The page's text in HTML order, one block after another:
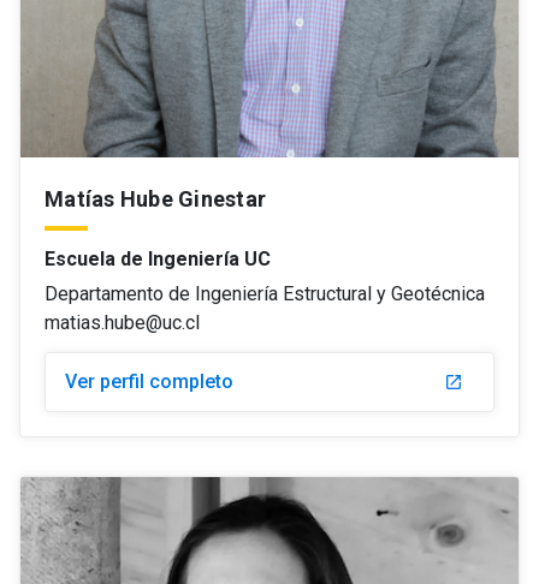
Matías Hube Ginestar
Escuela de Ingeniería UC
Departamento de Ingeniería Estructural y Geotécnica
matias.hube@uc.cl
Ver perfil completo